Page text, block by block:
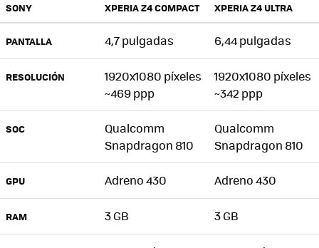
SONY XPERIA Z4 COMPACT XPERIA Z4 ULTRA
PANTALLA 4,7 pulgadas 6,44 pulgadas
RESOLUCIÓN
1920x1080 píxeles
~469 ppp
1920x1080 píxeles
~342 ppp
SOC
Qualcomm
Snapdragon 810
Qualcomm
Snapdragon 810
GPU Adreno 430 Adreno 430
RAM 3 GB 3 GB